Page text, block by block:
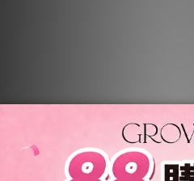
[3件任選] 海藻礦物修護洗髮
精
NT$569